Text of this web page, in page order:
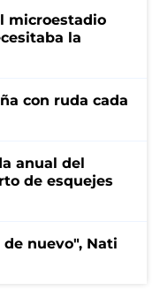
microestadio
la
con ruda cada
anual del
de esquejes
nuevo", Nati